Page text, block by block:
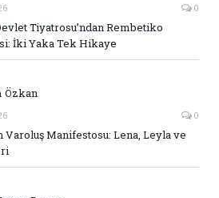
0
Tiyatrosu’ndan Rembetiko
İki Yaka Tek Hikaye
Özkan
0
Varoluş Manifestosu: Lena, Leyla ve